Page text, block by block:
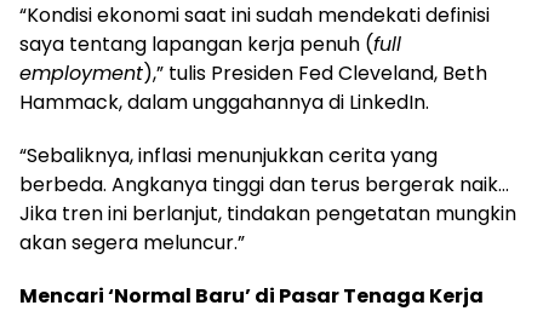
“Kondisi ekonomi saat ini sudah mendekati definisi
saya tentang lapangan kerja penuh (full
employment),” tulis Presiden Fed Cleveland, Beth
Hammack, dalam unggahannya di LinkedIn.
“Sebaliknya, inflasi menunjukkan cerita yang
berbeda. Angkanya tinggi dan terus bergerak naik…
Jika tren ini berlanjut, tindakan pengetatan mungkin
akan segera meluncur.”
Mencari ‘Normal Baru’ di Pasar Tenaga Kerja